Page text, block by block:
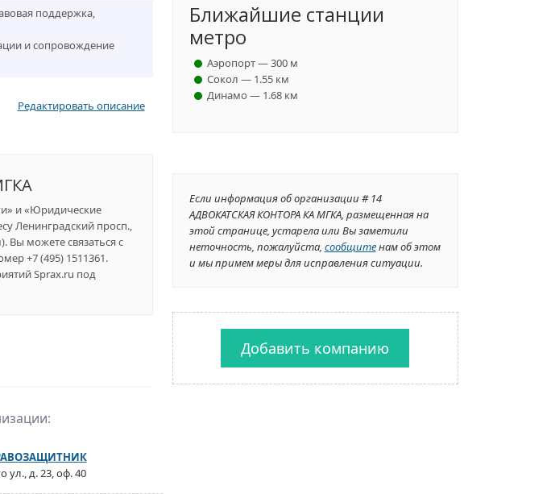
поддержка,
и сопровождение
Редактировать описание
и «Юридические
Ленинградский просп.,
Вы можете связаться с
+7 (495) 1511361.
Sprax.ru под
ул., д. 23, оф. 40
Ближайшие станции
метро
Аэропорт — 300 м
Сокол — 1.55 км
Динамо — 1.68 км
Если информация об организации # 14
АДВОКАТСКАЯ КОНТОРА КА МГКА, размещенная на
этой странице, устарела или Вы заметили
неточность, пожалуйста, сообщитенам об этом
и мы примем меры для исправления ситуации.
Добавить компанию